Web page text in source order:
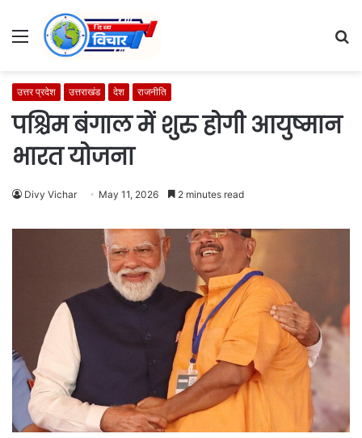
Menu
उत्तर प्रदेश उत्तराखंड देश राजनीति
पश्चिम बंगाल में शुरु होगी आयुष्मान
भारत योजना
Divy Vichar May 11, 2026 2 minutes read